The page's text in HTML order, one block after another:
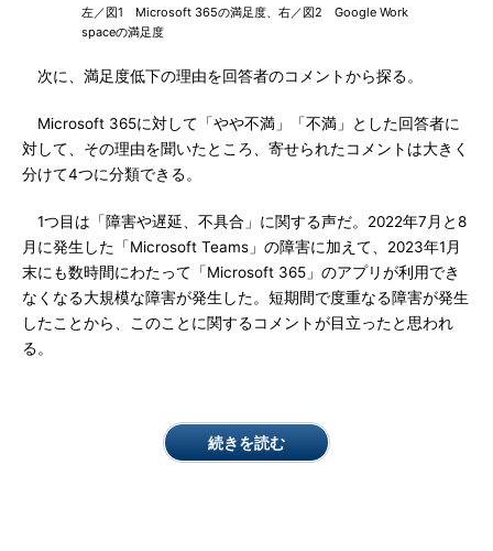
左／図1 Microsoft 365の満足度、右／図2 Google Work
spaceの満足度
次に、満足度低下の理由を回答者のコメントから探る。
Microsoft 365に対して「やや不満」「不満」とした回答者に
対して、その理由を聞いたところ、寄せられたコメントは大きく
分けて4つに分類できる。
1つ目は「障害や遅延、不具合」に関する声だ。2022年7月と8
月に発生した「Microsoft Teams」の障害に加えて、2023年1月
末にも数時間にわたって「Microsoft 365」のアプリが利用でき
なくなる大規模な障害が発生した。短期間で度重なる障害が発生
したことから、このことに関するコメントが目立ったと思われ
る。
続きを読む